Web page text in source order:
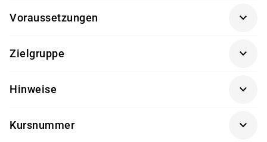
Voraussetzungen
Grundlegendes Verständnis von Microsoft 365-
Produkten und -Diensten
Verständnis der Datensicherheitskonzepte
Zielgruppe
Auditoren
Security Operations Analysten
Hinweise
Kursnummer